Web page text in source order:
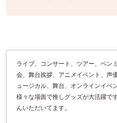
ライブ、コンサート、ツアー、ペン
会、舞台挨拶、アニメイベント、声
ュージカル、舞台、オンラインイベ
様々な場面で推しグッズが大活躍で
んいただいてます。